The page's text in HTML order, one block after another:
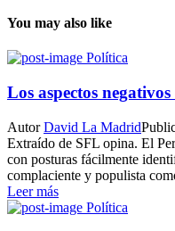
You may also like
Política
Los aspectos
AutorDavid La Madrid
Extraído de SFL opina. El
con posturas fácilmente
complaciente y populista
Leer más
Política